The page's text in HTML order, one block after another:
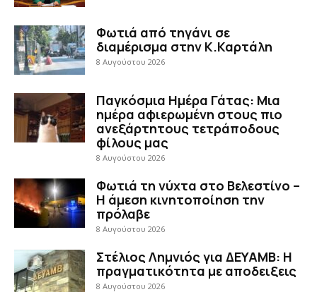
Φωτιά από τηγάνι σε
διαμέρισμα στην Κ.Καρτάλη
8 Αυγούστου 2026
Παγκόσμια Ημέρα Γάτας: Μια
ημέρα αφιερωμένη στους πιο
ανεξάρτητους τετράποδους
φίλους μας
8 Αυγούστου 2026
Φωτιά τη νύχτα στο Βελεστίνο –
Η άμεση κινητοποίηση την
πρόλαβε
8 Αυγούστου 2026
Στέλιος Λημνιός για ΔΕΥΑΜΒ: Η
πραγματικότητα με αποδειξεις
8 Αυγούστου 2026